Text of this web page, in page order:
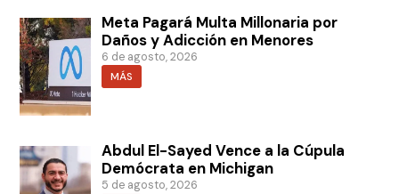
Meta Pagará Multa Millonaria por
Daños y Adicción en Menores
6 de agosto, 2026
MÁS
Abdul El-Sayed Vence a la Cúpula
Demócrata en Michigan
5 de agosto, 2026